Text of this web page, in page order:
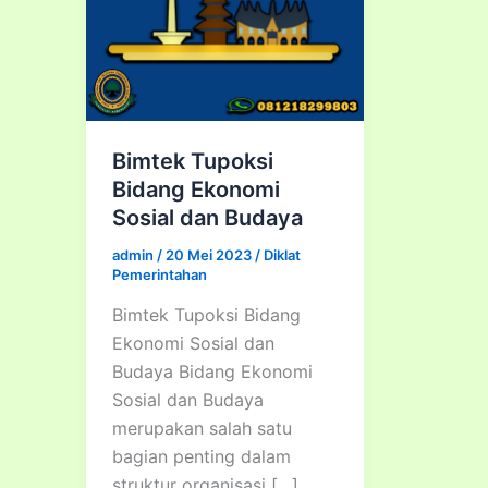
Bimtek Tupoksi
Bidang Ekonomi
Sosial dan Budaya
admin / 20 Mei 2023 / Diklat
Pemerintahan
Bimtek Tupoksi Bidang
Ekonomi Sosial dan
Budaya Bidang Ekonomi
Sosial dan Budaya
merupakan salah satu
bagian penting dalam